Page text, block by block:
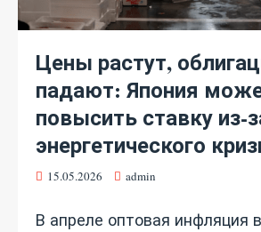
Цены растут,
падают: Япония
повысить ставку
энергетического
15.05.2026 admin
В апреле оптовая инфляция